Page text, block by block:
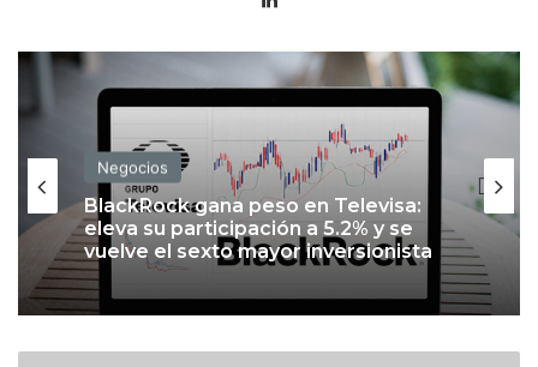
dIn
Negocios
BlackRock gana peso en Televisa:
eleva su participación a 5.2% y se
vuelve el sexto mayor inversionista
Negocios
llega a la SCJN en medio de su